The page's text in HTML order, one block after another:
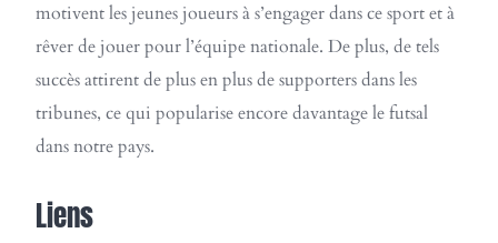
motivent les jeunes joueurs à s’engager dans ce sport et à
rêver de jouer pour l’équipe nationale. De plus, de tels
succès attirent de plus en plus de supporters dans les
tribunes, ce qui popularise encore davantage le futsal
dans notre pays.
Liens